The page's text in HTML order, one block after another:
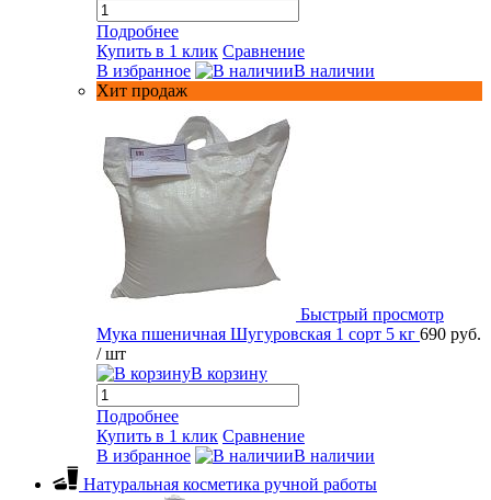
Подробнее
Купить в 1 клик Сравнение
В избранное
В наличии
Хит продаж
Быстрый просмотр
Мука пшеничная Шугуровская 1 сорт 5 кг 690 руб.
/ шт
В корзину
Подробнее
Купить в 1 клик Сравнение
В избранное
В наличии
Натуральная косметика ручной работы